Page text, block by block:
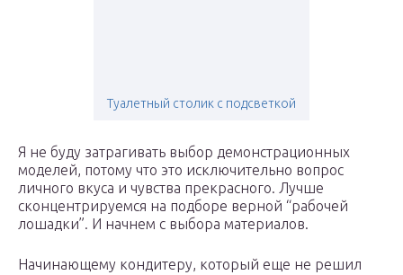
Туалетный столик с подсветкой
Я не буду затрагивать выбор демонстрационных
моделей, потому что это исключительно вопрос
личного вкуса и чувства прекрасного. Лучше
сконцентрируемся на подборе верной “рабочей
лошадки”. И начнем с выбора материалов.
Начинающему кондитеру, который еще не решил